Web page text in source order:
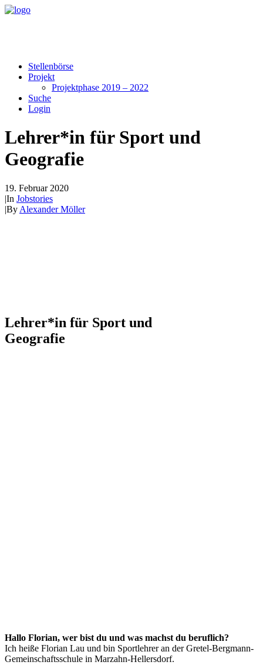
Stellenbörse
Projekt
Projektphase 2019 – 2022
Suche
Login
Lehrer*in für Sport und
Geografie
19. Februar 2020
|In Jobstories
|By Alexander Möller
Lehrer*in für Sport und
Geografie
Hallo Florian, wer bist du und was machst du beruflich?
Ich heiße Florian Lau und bin Sportlehrer an der Gretel-Bergmann-
Gemeinschaftsschule in Marzahn-Hellersdorf.